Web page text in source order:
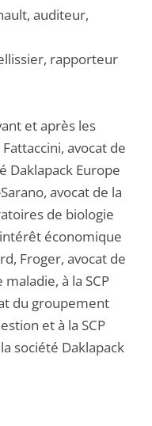
auditeur,
rapporteur
et après les
avocat de
Daklapack Europe
avocat de la
de biologie
économique
Froger, avocat de
à la SCP
du groupement
et à la SCP
société Daklapack